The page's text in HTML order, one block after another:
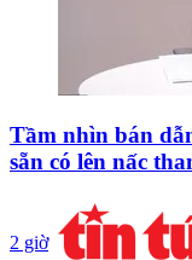
Tầm nhìn bán
sẵn có lên nấc
2 giờ